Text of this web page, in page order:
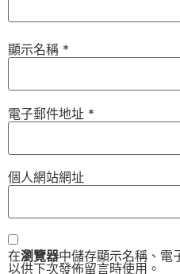
顯示名稱 *
電子郵件地址 *
個人網站網址
在瀏覽器中儲存顯示名稱、電
以供下次發佈留言時使用。